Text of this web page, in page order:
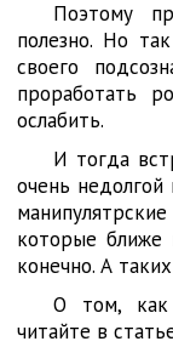
Поэтому
полезно. Но
своего
проработать
ослабить.
И тогда
очень
которые ближе
конечно. А
О том, как
читайте в